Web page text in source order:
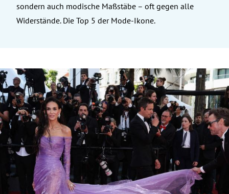
sondern auch modische Maßstäbe – oft gegen alle
Widerstände. Die Top 5 der Mode-Ikone.